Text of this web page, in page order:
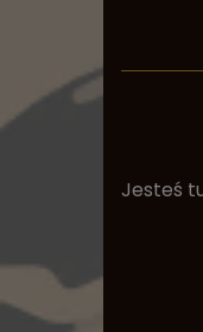
Jesteś